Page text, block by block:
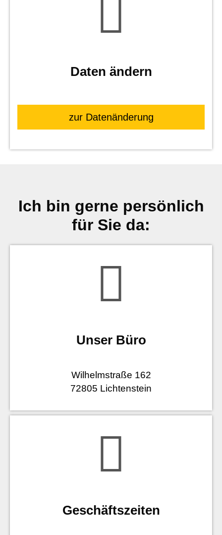
Daten ändern
zur Datenänderung
Ich bin gerne persönlich
für Sie da:
Unser Büro
Wilhelmstraße 162
72805 Lichtenstein
Geschäftszeiten